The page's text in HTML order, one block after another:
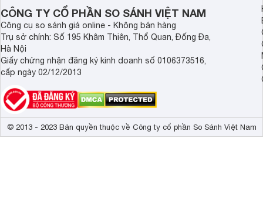
Demax, Hubert và
CÔNG TY CỔ PHẦN SO SÁNH VIỆT NAM
Công cụ so sánh giá online - Không bán hàng
Trụ sở chính: Số 195 Khâm Thiên, Thổ Quan, Đống Đa,
Hà Nội
Giấy chứng nhận đăng ký kinh doanh số 0106373516,
cấp ngày 02/12/2013
© 2013 - 2023 Bản quyền thuộc về Công ty cổ phần So Sánh Việt Nam